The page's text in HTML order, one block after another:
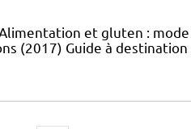
et gluten :
(2017) Guide à